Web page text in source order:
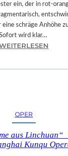
ein, der in rot-
eine schräge Anhöhe
wird klar…
–
M
OPER
aus
Kunqu